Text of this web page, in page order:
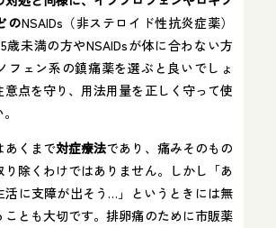
のNSAIDs（非ステロイド性抗炎症薬）
歳未満の方やNSAIDsが体に合わない方
フェン系の鎮痛薬を選ぶと良いでしょ
意点を守り、用法用量を正しく守って使
あくまで対症療法であり、痛みそのもの
り除くわけではありません。しかし「あ
活に支障が出そう…」というときには無
ことも大切です。排卵痛のために市販薬